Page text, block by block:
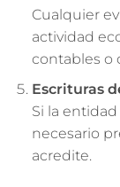
Cualquier
actividad
contables o
Escrituras
Si la
necesario
acredite.